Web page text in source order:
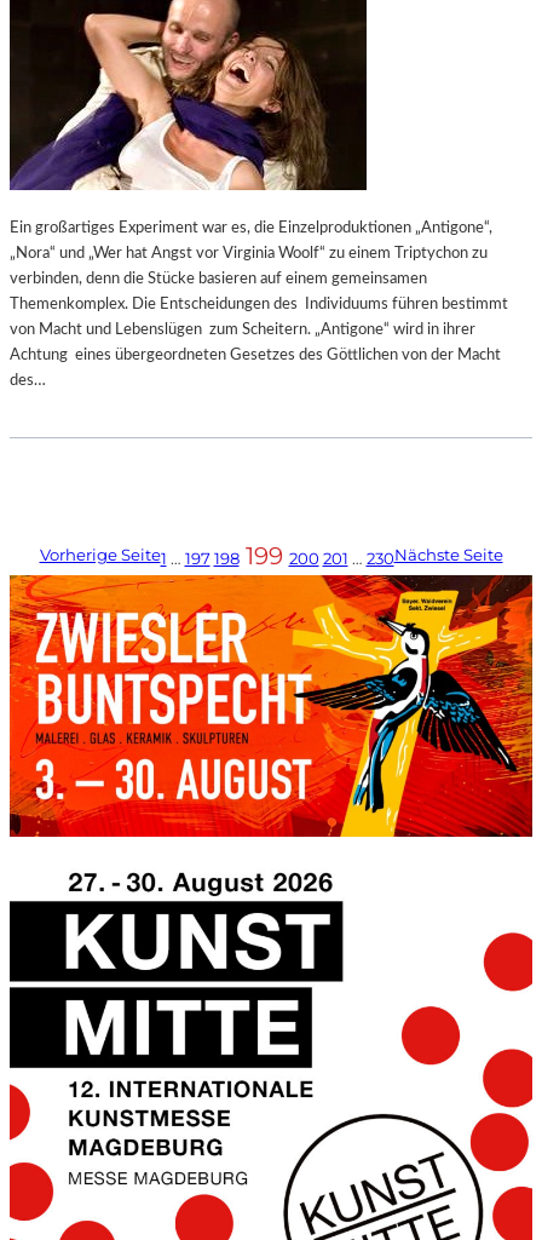
Ein großartiges Experiment war es, die Einzelproduktionen „Antigone“,
„Nora“ und „Wer hat Angst vor Virginia Woolf“ zu einem Triptychon zu
verbinden, denn die Stücke basieren auf einem gemeinsamen
Themenkomplex. Die Entscheidungen des Individuums führen bestimmt
von Macht und Lebenslügen zum Scheitern. „Antigone“ wird in ihrer
Achtung eines übergeordneten Gesetzes des Göttlichen von der Macht
des…
Vorherige Seite1 … 197 198 199 200 201 … 230Nächste Seite